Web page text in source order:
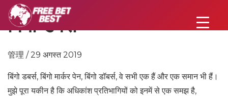
बिंगो डबर्स
管理 / 29 अगस्त 2019
बिंगो डबर्स, बिंगो मार्कर पेन, बिंगो डॉबर्स, वे सभी एक हैं और एक समान भी हैं।
मुझे पूरा यकीन है कि अधिकांश प्रतिभागियों को इनमें से एक समझ है,